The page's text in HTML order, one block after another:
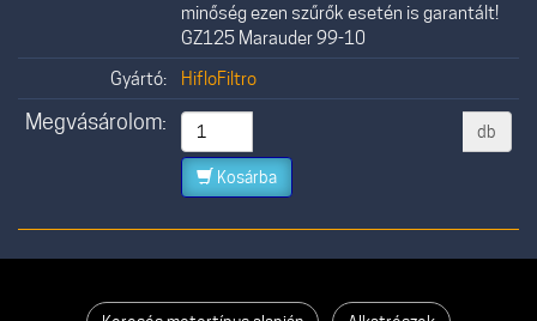
minőség ezen szűrők esetén is garantált!
GZ125 Marauder 99-10
Gyártó:
HifloFiltro
Megvásárolom: db
Kosárba